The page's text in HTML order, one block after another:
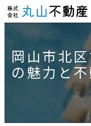
岡山市北
の魅力と